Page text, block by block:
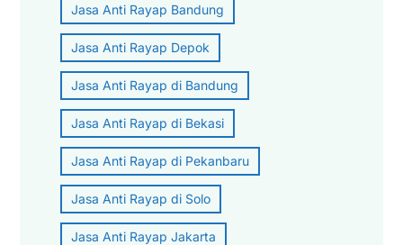
Jasa Anti Rayap Bandung
Jasa Anti Rayap Depok
Jasa Anti Rayap di Bandung
Jasa Anti Rayap di Bekasi
Jasa Anti Rayap di Pekanbaru
Jasa Anti Rayap di Solo
Jasa Anti Rayap Jakarta